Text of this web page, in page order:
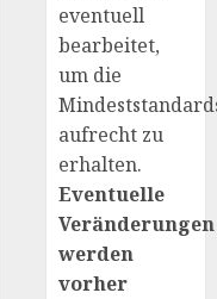
eventuell
bearbeitet,
um die
aufrecht zu
erhalten.
Eventuelle
Veränderungen
werden
vorher